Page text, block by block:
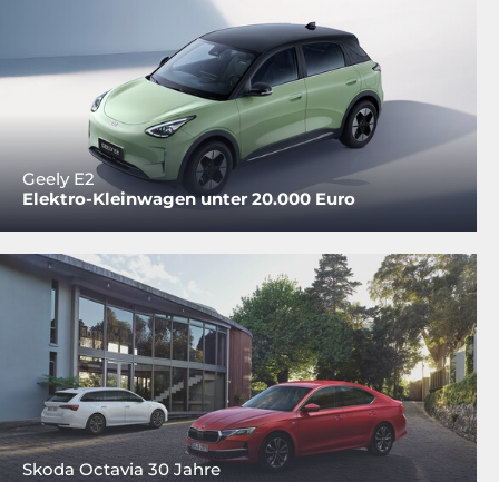
Geely E2
Elektro-Kleinwagen unter 20.000 Euro
Skoda Octavia 30 Jahre